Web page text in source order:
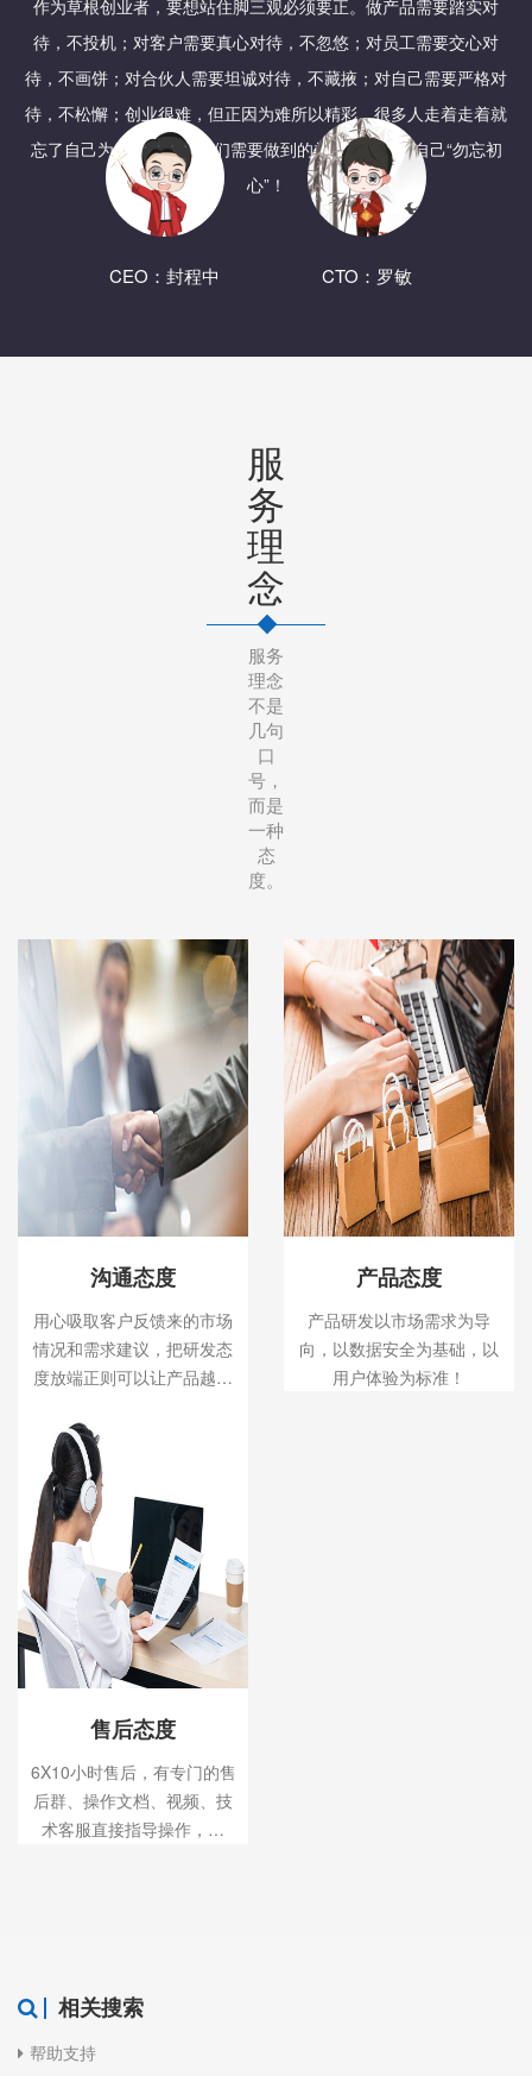
作为草根创业者，要想站住脚三观必须要正。做产品需要踏实对
待，不投机；对客户需要真心对待，不忽悠；对员工需要交心对
待，不画饼；对合伙人需要坦诚对待，不藏掖；对自己需要严格对
待，不松懈；创业很难，但正因为难所以精彩。很多人走着走着就
忘了自己为什么而走，我们需要做到的就是时刻提醒自己“勿忘初
心”！
CEO：封程中 CTO：罗敏
服
务
理
念
服务
理念
不是
几句
口
号，
而是
一种
态
度。
沟通态度
用心吸取客户反馈来的市场
情况和需求建议，把研发态
度放端正则可以让产品越来
产品态度
产品研发以市场需求为导
向，以数据安全为基础，以
用户体验为标准！
售后态度
6X10小时售后，有专门的售
后群、操作文档、视频、技
术客服直接指导操作，售
相关搜索
帮助支持